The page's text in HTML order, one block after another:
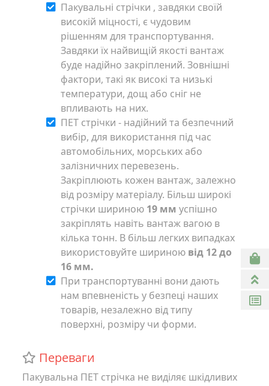
Пакувальні стрічки , завдяки своїй
високій міцності, є чудовим
рішенням для транспортування.
Завдяки їх найвищій якості вантаж
буде надійно закріплений. Зовнішні
фактори, такі як високі та низькі
температури, дощ або сніг не
впливають на них.
ПЕТ стрічки - надійний та безпечний
вибір, для використання під час
автомобільних, морських або
залізничних перевезень.
Закріплюють кожен вантаж, залежно
від розміру матеріалу. Більш широкі
стрічки шириною 19 мм успішно
закріплять навіть вантаж вагою в
кілька тонн. В більш легких випадках
використовуйте шириною від 12 до
16 мм.
При транспортуванні вони дають
нам впевненість у безпеці наших
товарів, незалежно від типу
поверхні, розміру чи форми.
Переваги
Пакувальна ПЕТ стрічка не виділяє шкідливих